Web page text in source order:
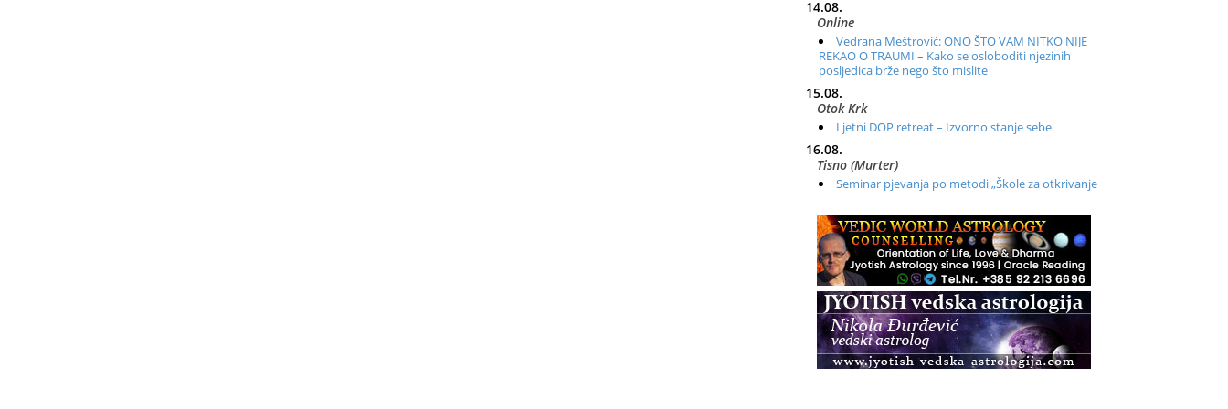
14.08.
Online
Vedrana Meštrović: ONO ŠTO VAM NITKO NIJE
REKAO O TRAUMI – Kako se osloboditi njezinih
posljedica brže nego što mislite
15.08.
Otok Krk
Ljetni DOP retreat – Izvorno stanje sebe
16.08.
Tisno (Murter)
Seminar pjevanja po metodi „Škole za otkrivanje
glasa“
20.08.
Online
Radionica: Pomagači iz drugih dimenzija Online –
otvoreno za sve
21.08.
Zagreb+Online
Osnovni ThetaHealing® tečaj, Zagreb i Online
22.08.
Pula